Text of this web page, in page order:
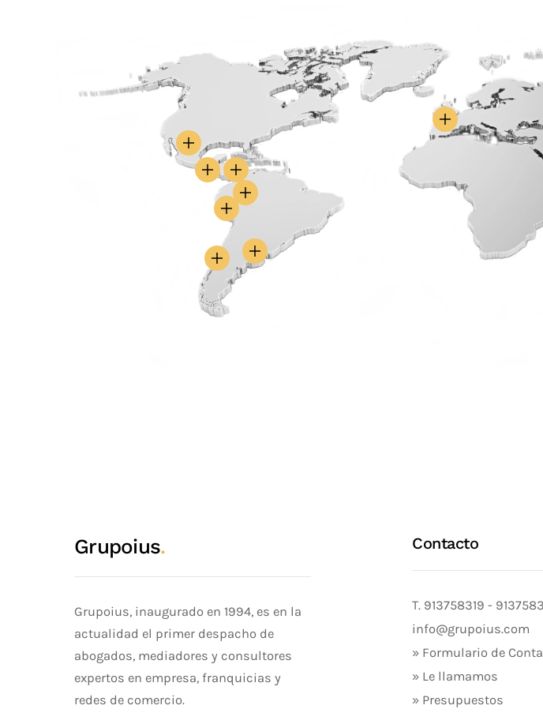
Grupoius.
Grupoius, inaugurado en 1994, es en la
actualidad el primer despacho de
abogados, mediadores y consultores
expertos en empresa, franquicias y
redes de comercio.
Contacto
T. 913758319 -
info@grupoius.com
» Formulario de
» Le llamamos
» Presupuestos